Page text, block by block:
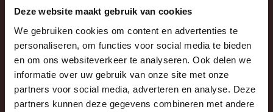
Deze website maakt gebruik van cookies
We gebruiken cookies om content en advertenties te
personaliseren, om functies voor social media te bieden
en om ons websiteverkeer te analyseren. Ook delen we
informatie over uw gebruik van onze site met onze
partners voor social media, adverteren en analyse. Deze
partners kunnen deze gegevens combineren met andere
en tempo vormen de leidraad voor een
effectief plan op maat.